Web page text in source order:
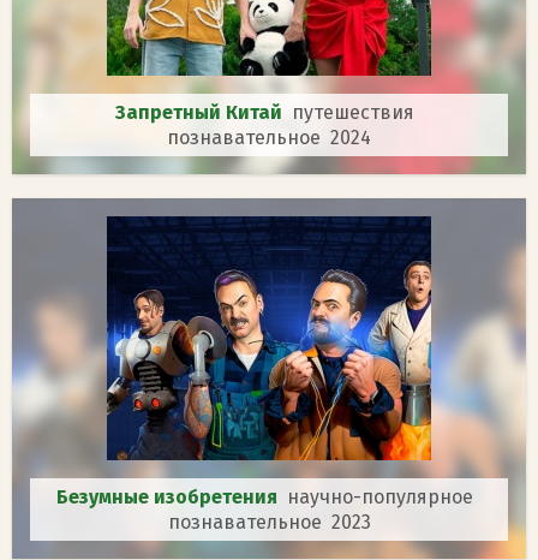
Запретный Китай путешествия
познавательное 2024
Безумные изобретения научно-популярное
познавательное 2023